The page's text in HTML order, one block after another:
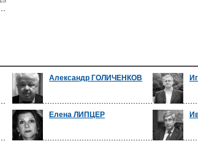
Александр ГОЛИЧЕНКОВ
Елена ЛИПЦЕР